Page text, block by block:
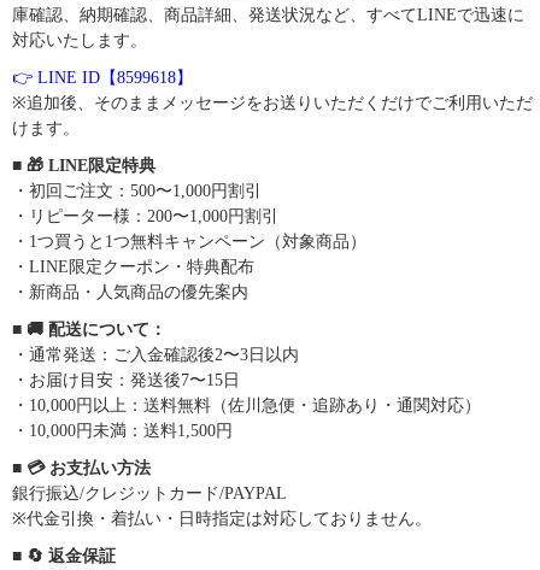
庫確認、納期確認、商品詳細、発送状況など、すべてLINEで迅速に
対応いたします。
👉 LINE ID【8599618】
※追加後、そのままメッセージをお送りいただくだけでご利用いただ
けます。
■ 🎁 LINE限定特典
・初回ご注文：500〜1,000円割引
・リピーター様：200〜1,000円割引
・1つ買うと1つ無料キャンペーン（対象商品）
・LINE限定クーポン・特典配布
・新商品・人気商品の優先案内
■ 🚚 配送について：
・通常発送：ご入金確認後2〜3日以内
・お届け目安：発送後7〜15日
・10,000円以上：送料無料（佐川急便・追跡あり・通関対応）
・10,000円未満：送料1,500円
■ 💳 お支払い方法
銀行振込/クレジットカード/PAYPAL
※代金引換・着払い・日時指定は対応しておりません。
■ 🔄 返金保証